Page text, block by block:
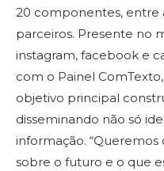
20 componentes, entre
parceiros. Presente no
instagram, facebook e
com o Painel
objetivo principal
disseminando não só
informação.
sobre o futuro e o que